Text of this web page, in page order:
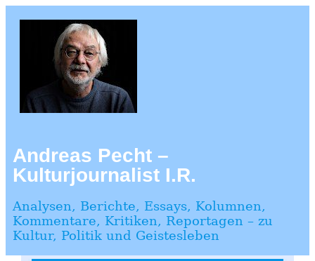
springen
Andreas Pecht –
Kulturjournalist I.R.
Analysen, Berichte, Essays, Kolumnen,
Kommentare, Kritiken, Reportagen – zu
Kultur, Politik und Geistesleben